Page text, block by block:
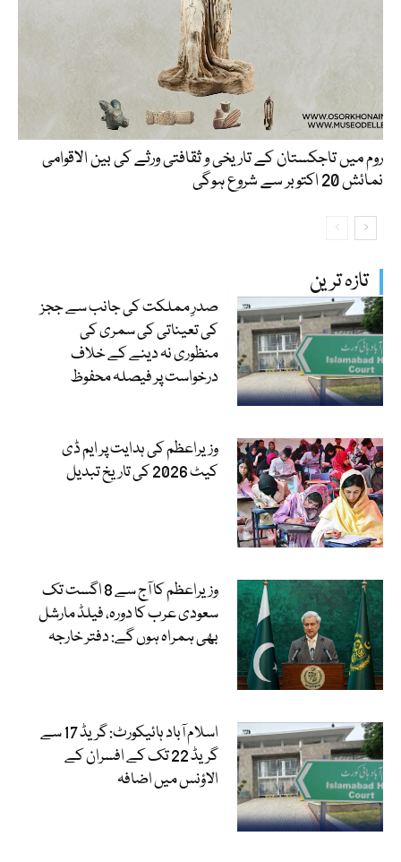
تازہ ترین
صدرِ مملکت کی جانب سے ججز
کی تعیناتی کی سمری کی
منظوری نہ دینے کے خلاف
درخواست پر فیصلہ محفوظ
وزیراعظم کی ہدایت پر ایم ڈی
کیٹ 2026 کی تاریخ تبدیل
وزیراعظم کا آج سے 8 اگست تک
سعودی عرب کا دورہ، فیلڈ مارشل
بھی ہمراہ ہوں گے: دفتر خارجہ
اسلام آباد ہائیکورٹ: گریڈ 17 سے
گریڈ 22 تک کے افسران کے
الاؤنس میں اضافہ
روم میں تاجکستان کے تاریخی و ثقافتی ورثے کی بین الاقوامی
نمائش 20 اکتوبر سے شروع ہوگی